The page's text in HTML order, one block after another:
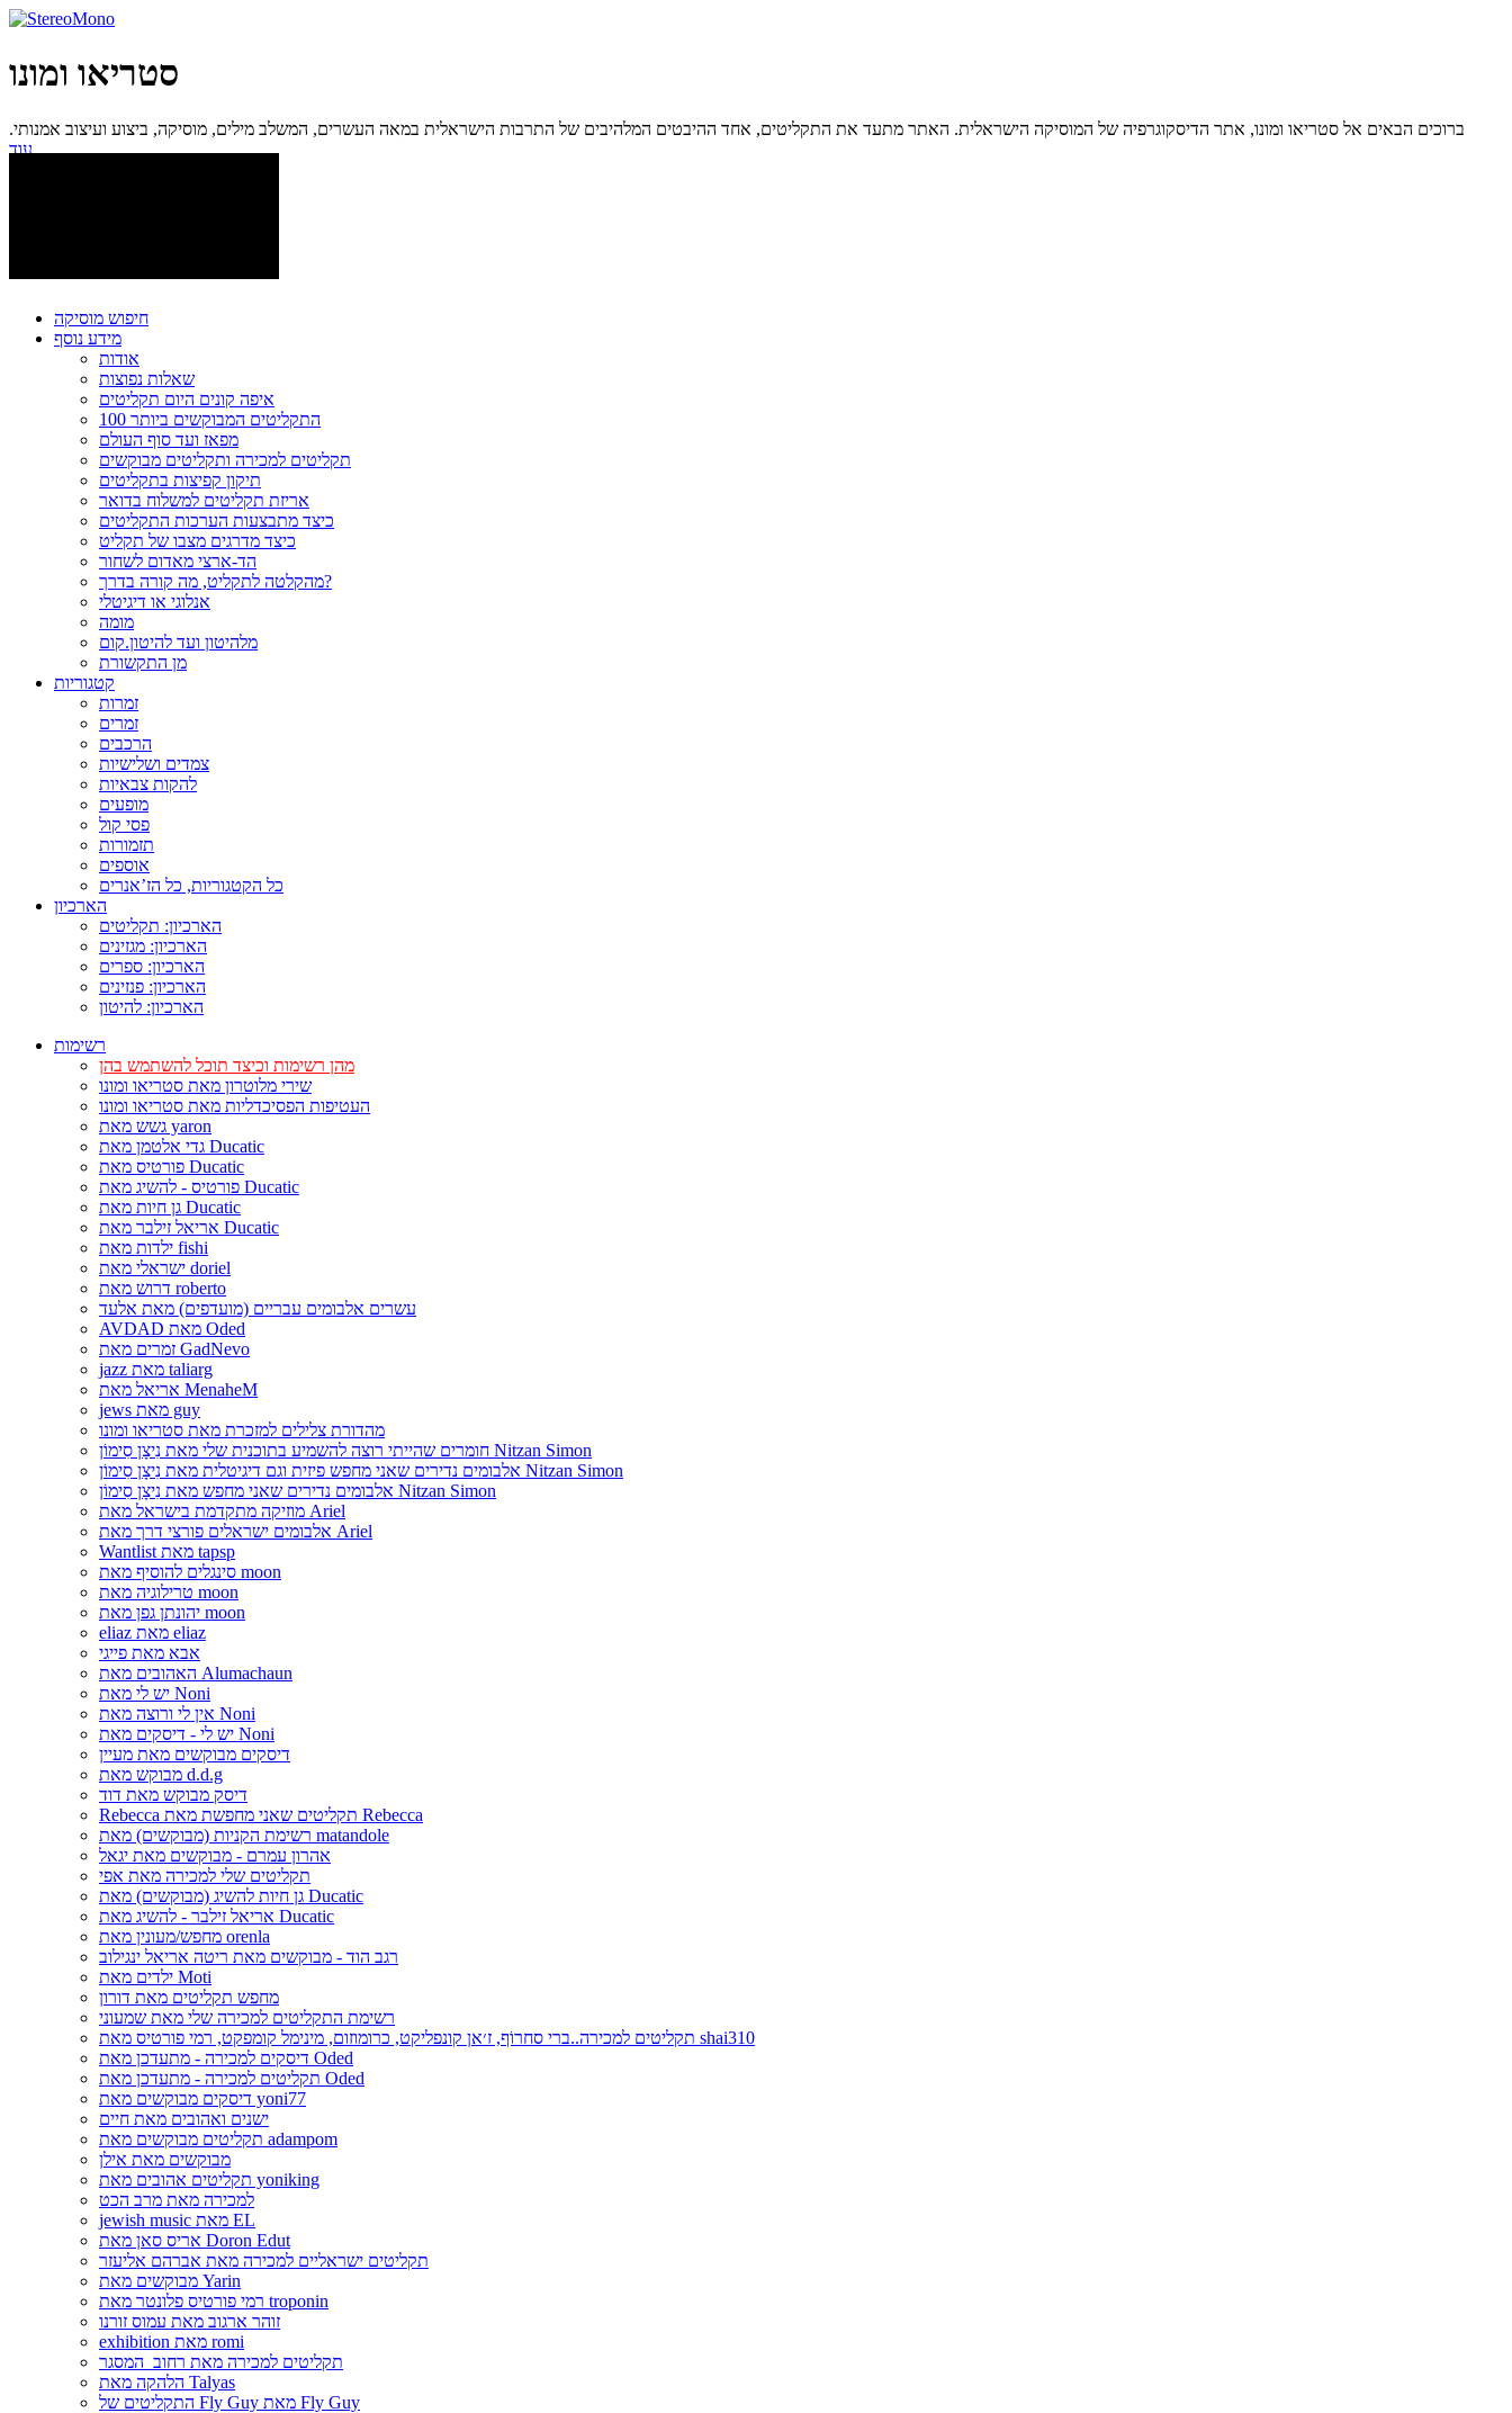
סטריאו ומונו
ברוכים הבאים אל סטריאו ומונו, אתר הדיסקוגרפיה של המוסיקה הישראלית. האתר מתעד את התקליטים, אחד ההיבטים המלהיבים של התרבות הישראלית במאה העשרים, המשלב מילים, מוסיקה, ביצוע ועיצוב אמנותי.
עוד...
חיפוש מוסיקה
מידע נוסף
אודות
שאלות נפוצות
איפה קונים היום תקליטים
100 התקליטים המבוקשים ביותר
מפאז ועד סוף העולם
תקליטים למכירה ותקליטים מבוקשים
תיקון קפיצות בתקליטים
אריזת תקליטים למשלוח בדואר
כיצד מתבצעות הערכות התקליטים
כיצד מדרגים מצבו של תקליט
הד-ארצי מאדום לשחור
מהקלטה לתקליט, מה קורה בדרך?
אנלוגי או דיגיטלי
מומה
מלהיטון ועד להיטון.קום
מן התקשורת
קטגוריות
זמרות
זמרים
הרכבים
צמדים ושלישיות
להקות צבאיות
מופעים
פסי קול
תזמורות
אוספים
כל הקטגוריות, כל הז’אנרים
הארכיון
הארכיון: תקליטים
הארכיון: מגזינים
הארכיון: ספרים
הארכיון: פנזינים
הארכיון: להיטון
רשימות
מהן רשימות וכיצד תוכל להשתמש בהן
שירי מלוטרון מאת סטריאו ומונו
העטיפות הפסיכדליות מאת סטריאו ומונו
גשש מאת yaron
גדי אלטמן מאת Ducatic
פורטיס מאת Ducatic
פורטיס - להשיג מאת Ducatic
גן חיות מאת Ducatic
אריאל זילבר מאת Ducatic
ילדות מאת fishi
ישראלי מאת doriel
דרוש מאת roberto
עשרים אלבומים עבריים (מועדפים) מאת אלעד
AVDAD מאת Oded
זמרים מאת GadNevo
jazz מאת taliarg
אריאל מאת MenaheM
jews מאת guy
מהדורת צלילים למזכרת מאת סטריאו ומונו
חומרים שהייתי רוצה להשמיע בתוכנית שלי מאת נִיצָן סִימוֹן Nitzan Simon
אלבומים נדירים שאני מחפש פיזית וגם דיגיטלית מאת נִיצָן סִימוֹן Nitzan Simon
אלבומים נדירים שאני מחפש מאת נִיצָן סִימוֹן Nitzan Simon
מוזיקה מתקדמת בישראל מאת Ariel
אלבומים ישראלים פורצי דרך מאת Ariel
Wantlist מאת tapsp
סינגלים להוסיף מאת moon
טרילוגיה מאת moon
יהונתן גפן מאת moon
eliaz מאת eliaz
אבא מאת פייגי
האהובים מאת Alumachaun
יש לי מאת Noni
אין לי ורוצה מאת Noni
יש לי - דיסקים מאת Noni
דיסקים מבוקשים מאת מעיין
מבוקש מאת d.d.g
דיסק מבוקש מאת דוד
Rebecca תקליטים שאני מחפשת מאת Rebecca
רשימת הקניות (מבוקשים) מאת matandole
אהרון עמרם - מבוקשים מאת יגאל
תקליטים שלי למכירה מאת אפי
גן חיות להשיג (מבוקשים) מאת Ducatic
אריאל זילבר - להשיג מאת Ducatic
מחפש/מעונין מאת orenla
רגב הוד - מבוקשים מאת ריטה אריאל ינגילוב
ילדים מאת Moti
מחפש תקליטים מאת דורון
רשימת התקליטים למכירה שלי מאת שמעוני
תקליטים למכירה..ברי סחרוֹף, ז׳אן קונפליקט, כרומוזום, מינימל קומפקט, רמי פורטיס מאת shai310
דיסקים למכירה - מתעדכן מאת Oded
תקליטים למכירה - מתעדכן מאת Oded
דיסקים מבוקשים מאת yoni77
ישנים ואהובים מאת חיים
תקליטים מבוקשים מאת adampom
מבוקשים מאת אילן
תקליטים אהובים מאת yoniking
למכירה מאת מרב הכט
jewish music מאת EL
אריס סאן מאת Doron Edut
תקליטים ישראליים למכירה מאת אברהם אליעזר
מבוקשים מאת Yarin
רמי פורטיס פלונטר מאת troponin
זוהר ארגוב מאת עמוס זורנו
exhibition מאת romi
תקליטים למכירה מאת רחוב_המסגר
הלהקה מאת Talyas
התקליטים של Fly Guy מאת Fly Guy